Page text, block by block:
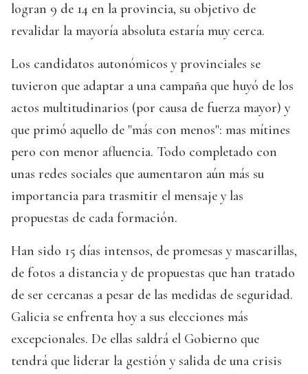
logran 9 de 14 en la provincia, su objetivo de
revalidar la mayoría absoluta estaría muy cerca.
Los candidatos autonómicos y provinciales se
tuvieron que adaptar a una campaña que huyó de los
actos multitudinarios (por causa de fuerza mayor) y
que primó aquello de "más con menos": mas mítines
pero con menor afluencia. Todo completado con
unas redes sociales que aumentaron aún más su
importancia para trasmitir el mensaje y las
propuestas de cada formación.
Han sido 15 días intensos, de promesas y mascarillas,
de fotos a distancia y de propuestas que han tratado
de ser cercanas a pesar de las medidas de seguridad.
Galicia se enfrenta hoy a sus elecciones más
excepcionales. De ellas saldrá el Gobierno que
tendrá que liderar la gestión y salida de una crisis